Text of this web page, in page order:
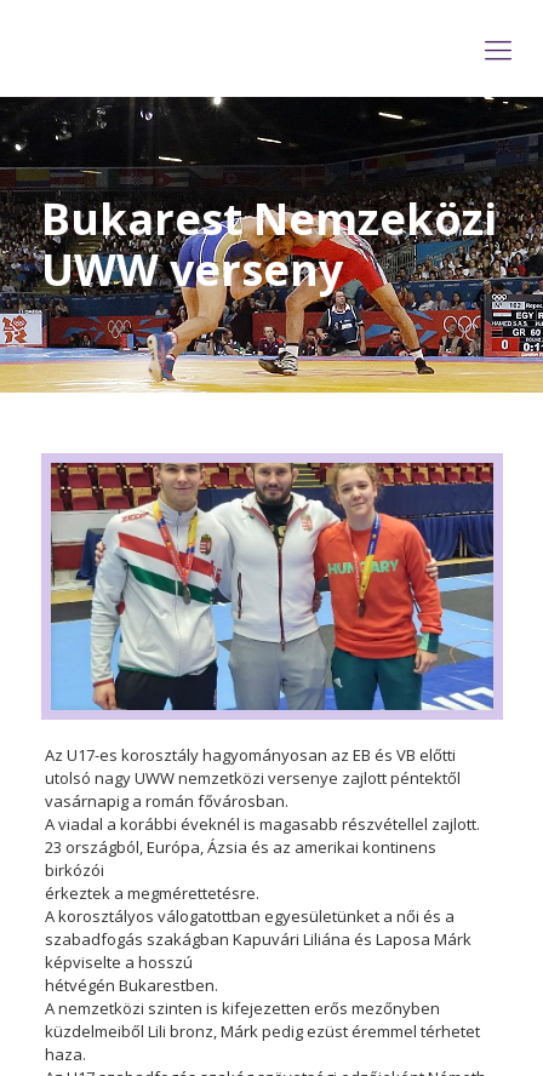
Bukarest Nemzeközi
UWW verseny
Az U17-es korosztály hagyományosan az EB és VB előtti
utolsó nagy UWW nemzetközi versenye zajlott péntektől
vasárnapig a román fővárosban.
A viadal a korábbi éveknél is magasabb részvétellel zajlott.
23 országból, Európa, Ázsia és az amerikai kontinens
birkózói
érkeztek a megmérettetésre.
A korosztályos válogatottban egyesületünket a női és a
szabadfogás szakágban Kapuvári Liliána és Laposa Márk
képviselte a hosszú
hétvégén Bukarestben.
A nemzetközi szinten is kifejezetten erős mezőnyben
küzdelmeiből Lili bronz, Márk pedig ezüst éremmel térhetet
haza.